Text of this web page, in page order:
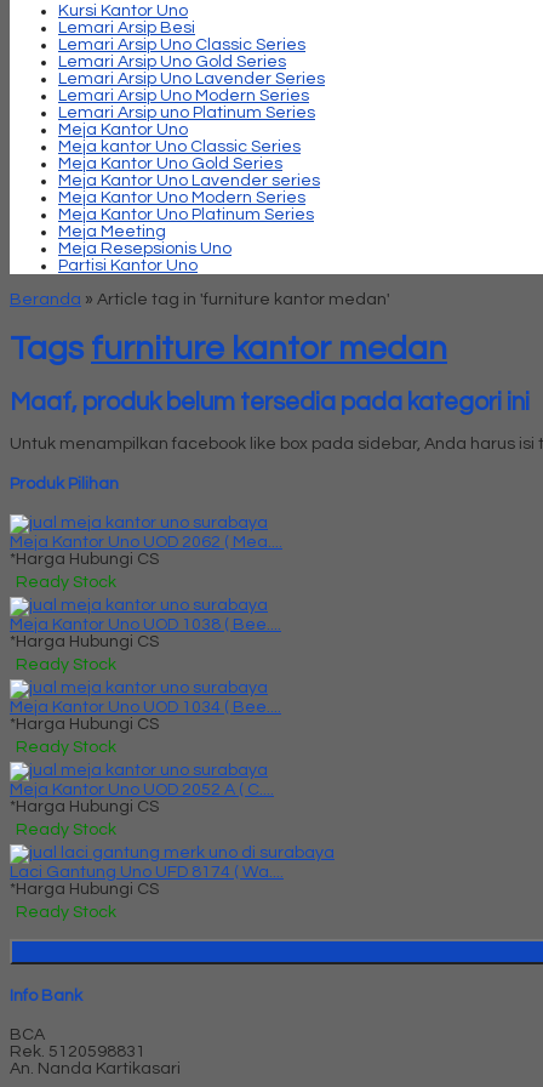
Kursi Kantor Uno
Lemari Arsip Besi
Lemari Arsip Uno Classic Series
Lemari Arsip Uno Gold Series
Lemari Arsip Uno Lavender Series
Lemari Arsip Uno Modern Series
Lemari Arsip uno Platinum Series
Meja Kantor Uno
Meja kantor Uno Classic Series
Meja Kantor Uno Gold Series
Meja Kantor Uno Lavender series
Meja Kantor Uno Modern Series
Meja Kantor Uno Platinum Series
Meja Meeting
Meja Resepsionis Uno
Partisi Kantor Uno
Beranda » Article tag in 'furniture kantor medan'
Tags furniture kantor medan
Maaf, produk belum tersedia pada kategori ini
Untuk menampilkan facebook like box pada sidebar, Anda harus
Produk Pilihan
Meja Kantor Uno UOD 2062 ( Mea....
*Harga Hubungi CS
Ready Stock
Meja Kantor Uno UOD 1038 ( Bee....
*Harga Hubungi CS
Ready Stock
Meja Kantor Uno UOD 1034 ( Bee....
*Harga Hubungi CS
Ready Stock
Meja Kantor Uno UOD 2052 A ( C....
*Harga Hubungi CS
Ready Stock
Laci Gantung Uno UFD 8174 ( Wa....
*Harga Hubungi CS
Ready Stock
Info Bank
BCA
Rek. 5120598831
An. Nanda Kartikasari